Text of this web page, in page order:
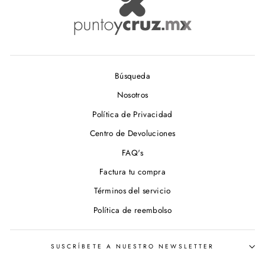
Búsqueda
Nosotros
Política de Privacidad
Centro de Devoluciones
FAQ's
Factura tu compra
Términos del servicio
Política de reembolso
SUSCRÍBETE A NUESTRO NEWSLETTER